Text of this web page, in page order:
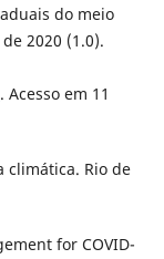
do meio
2020 (1.0).
. Acesso em 11
climática. Rio de
for COVID-